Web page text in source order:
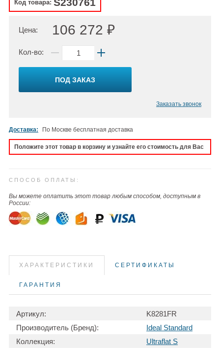
Код товара:
Цена: 106 272 ₽
Кол-во:
ПОД ЗАКАЗ
Заказать звонок
Доставка: По Москве бесплатная доставка
Положите этот товар в корзину и узнайте его стоимость для Вас
СПОСОБ ОПЛАТЫ:
Вы можете оплатить этот товар любым способом, доступным в
России:
ХАРАКТЕРИСТИКИ СЕРТИФИКАТЫ
ГАРАНТИЯ
Артикул:
K8281FR
Производитель (Бренд):
Ideal Standard
Коллекция:
Ultraflat S